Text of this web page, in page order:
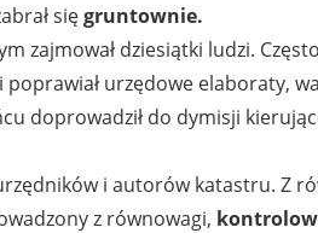
sięgruntownie.
zajmował dziesiątki ludzi.
poprawiał urzędowe elaboraty,
doprowadził do dymisji
i autorów katastru. Z
z równowagi,